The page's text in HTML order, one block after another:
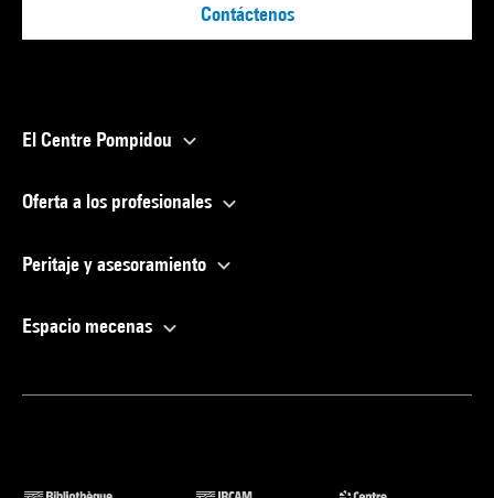
Contáctenos
El Centre Pompidou
Oferta a los profesionales
Peritaje y asesoramiento
Espacio mecenas